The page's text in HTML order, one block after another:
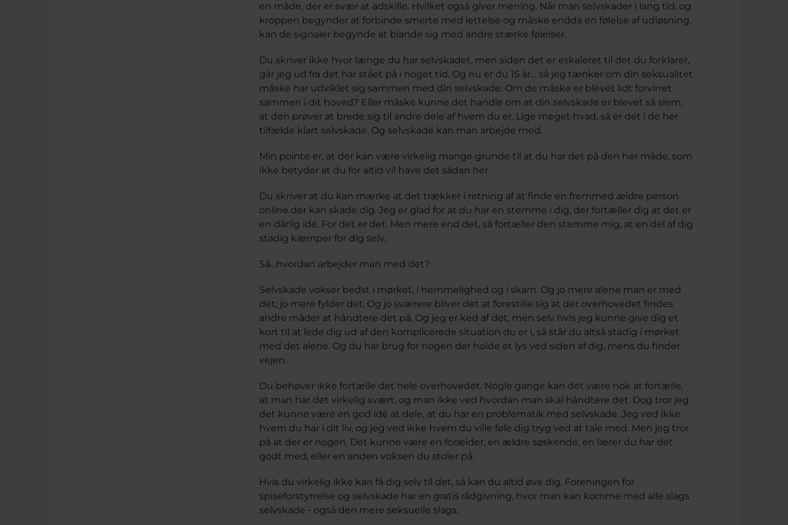
en måde, der er svær at adskille. Hvilket også giver mening. Når man selvskader i lang tid, og
kroppen begynder at forbinde smerte med lettelse og måske endda en følelse af udløsning,
kan de signaler begynde at blande sig med andre stærke følelser.
Du skriver ikke hvor længe du har selvskadet, men siden det er eskaleret til det du forklarer,
går jeg ud fra det har stået på i noget tid. Og nu er du 15 år… så jeg tænker om din seksualitet
måske har udviklet sig sammen med din selvskade. Om de måske er blevet lidt forvirret
sammen i dit hoved? Eller måske kunne det handle om at din selvskade er blevet så slem,
at den prøver at brede sig til andre dele af hvem du er. Lige meget hvad, så er det i de her
tilfælde klart selvskade. Og selvskade kan man arbejde med.
Min pointe er, at der kan være virkelig mange grunde til at du har det på den her måde, som
ikke betyder at du for altid vil have det sådan her.
Du skriver at du kan mærke at det trækker i retning af at finde en fremmed ældre person
online der kan skade dig. Jeg er glad for at du har en stemme i dig, der fortæller dig at det er
en dårlig idé. For det er det. Men mere end det, så fortæller den stemme mig, at en del af dig
stadig kæmper for dig selv.
Så…hvordan arbejder man med det?
Selvskade vokser bedst i mørket, i hemmelighed og i skam. Og jo mere alene man er med
det, jo mere fylder det. Og jo sværere bliver det at forestille sig at der overhovedet findes
andre måder at håndtere det på. Og jeg er ked af det, men selv hvis jeg kunne give dig et
kort til at lede dig ud af den komplicerede situation du er i, så står du altså stadig i mørket
med det alene. Og du har brug for nogen der holde et lys ved siden af dig, mens du finder
vejen.
Du behøver ikke fortælle det hele overhovedet. Nogle gange kan det være nok at fortælle,
at man har det virkelig svært, og man ikke ved hvordan man skal håndtere det. Dog tror jeg
det kunne være en god idé at dele, at du har en problematik med selvskade. Jeg ved ikke
hvem du har i dit liv, og jeg ved ikke hvem du ville føle dig tryg ved at tale med. Men jeg tror
på at der er nogen. Det kunne være en forælder, en ældre søskende, en lærer du har det
godt med, eller en anden voksen du stoler på.
Hvis du virkelig ikke kan få dig selv til det, så kan du altid øve dig. Foreningen for
spiseforstyrrelse og selvskade har en gratis rådgivning, hvor man kan komme med alle slags
selvskade - også den mere seksuelle slags.